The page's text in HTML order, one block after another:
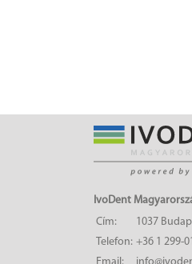
IvoDent
Cím:
1037
Telefon: +36 1 299-